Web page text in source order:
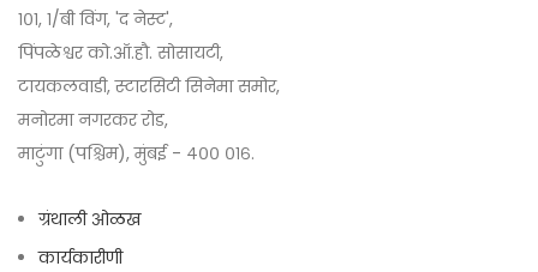
१०१, १/बी विंग, 'द नेस्ट',
पिंपळेश्वर को.ऑ.हौ. सोसायटी,
टायकलवाडी, स्टारसिटी सिनेमा समोर,
मनोरमा नगरकर रोड,
माटुंगा (पश्चिम), मुंबई - ४०० ०१६.
ग्रंथाली ओळख
कार्यकारीणी